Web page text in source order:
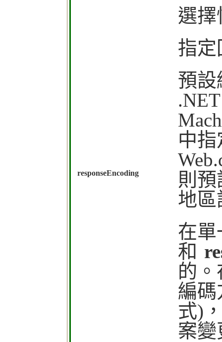
responseEncoding
選擇
指定
預設
中
則
地區
在單
和
的
編碼
式)
案